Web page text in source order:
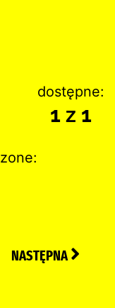
dostępne:
1 z 1
NASTĘPNA